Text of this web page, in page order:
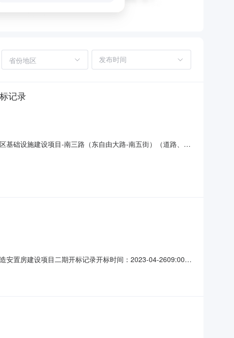
省份地区
记录
础设施建设项目-南三路（东自由大路-南五街）（道路、排
置房建设项目二期开标记录开标时间：2023-04-2609:00信